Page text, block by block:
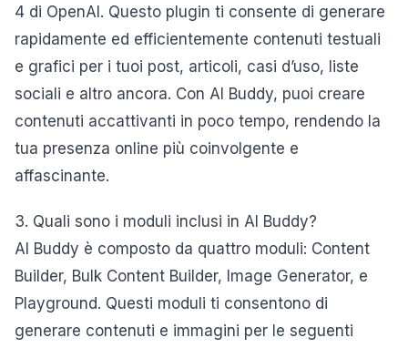
4 di OpenAI. Questo plugin ti consente di generare
rapidamente ed efficientemente contenuti testuali
e grafici per i tuoi post, articoli, casi d’uso, liste
sociali e altro ancora. Con AI Buddy, puoi creare
contenuti accattivanti in poco tempo, rendendo la
tua presenza online più coinvolgente e
affascinante.
3. Quali sono i moduli inclusi in AI Buddy?
AI Buddy è composto da quattro moduli: Content
Builder, Bulk Content Builder, Image Generator, e
Playground. Questi moduli ti consentono di
generare contenuti e immagini per le seguenti